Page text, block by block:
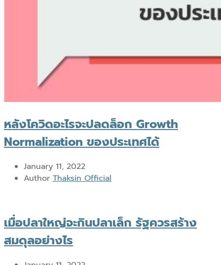
หลังโควิดอะไรจะปลดล็อก Growth
Normalization ของประเทศได้
January 11, 2022
Author Thaksin Official
เมื่อปลาใหญ่จะกินปลาเล็ก รัฐควรสร้าง
สมดุลอย่างไร